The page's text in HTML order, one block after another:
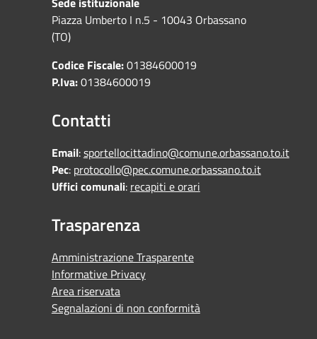
Piazza Umberto I n.5 - 10043 Orbassano
(TO)
Codice Fiscale:01384600019
P.Iva:01384600019
Contatti
Email:sportellocittadino@comune.orbassano.to.it
Pec: protocollo@pec.comune.orbassano.to.it
Uffici comunali: recapiti e orari
Trasparenza
Amministrazione Trasparente
Informative Privacy
Area riservata
Segnalazioni di non conformità